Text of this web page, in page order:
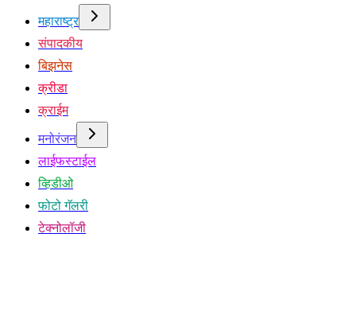
महाराष्ट्र
संपादकीय
बिझनेस
क्रीडा
क्राईम
मनोरंजन
लाईफस्टाईल
व्हिडीओ
फोटो गॅलरी
टेक्नोलॉजी